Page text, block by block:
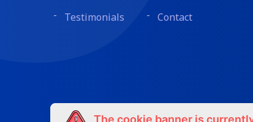
Testimonials
Contact
The cookie banner is